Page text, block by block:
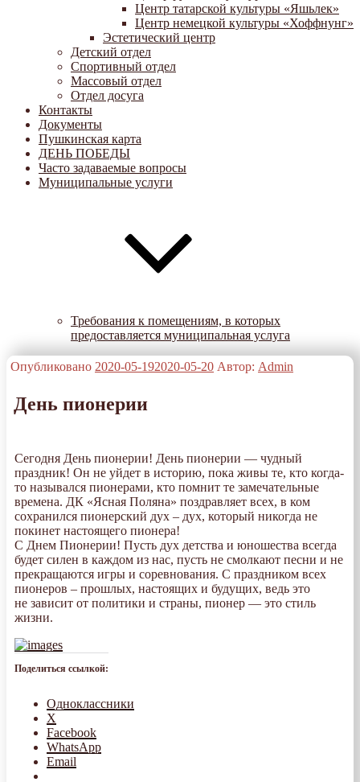
Центр татарской культуры «Яшьлек»
Центр немецкой культуры «Хоффнунг»
Эстетический центр
Детский отдел
Спортивный отдел
Массовый отдел
Отдел досуга
Контакты
Документы
Пушкинская карта
ДЕНЬ ПОБЕДЫ
Часто задаваемые вопросы
Муниципальные услуги
Требования к помещениям, в которых
предоставляется муниципальная услуга
Опубликовано 2020-05-192020-05-20 Автор: Admin
День пионерии
Сегодня День пионерии! День пионерии — чудный
праздник! Он не уйдет в историю, пока живы те, кто когда-
то назывался пионерами, кто помнит те замечательные
времена. ДК «Ясная Поляна» поздравляет всех, в ком
сохранился пионерский дух – дух, который никогда не
покинет настоящего пионера!
С Днем Пионерии! Пусть дух детства и юношества всегда
будет силен в каждом из нас, пусть не смолкают песни и не
прекращаются игры и соревнования. С праздником всех
пионеров – прошлых, настоящих и будущих, ведь это
не зависит от политики и страны, пионер — это стиль
жизни.
Поделиться ссылкой:
Одноклассники
X
Facebook
WhatsApp
Email